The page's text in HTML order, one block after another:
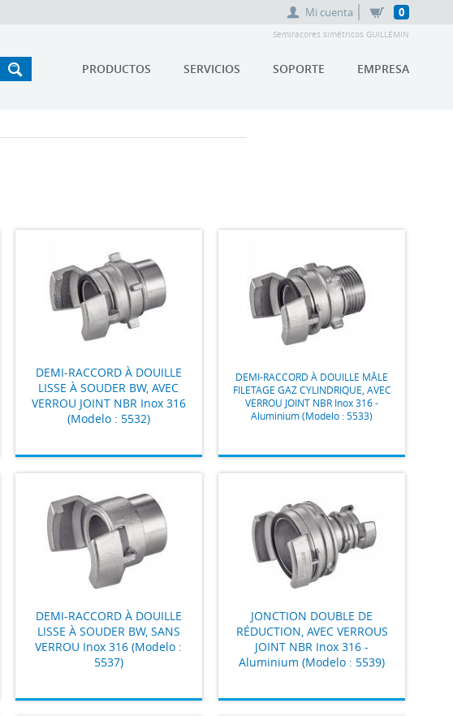
Mi cuenta 0
Semiracores simétricos GUILLEMIN
PRODUCTOS SERVICIOS SOPORTE EMPRESA
DEMI-RACCORD À DOUILLE
LISSE À SOUDER BW, AVEC
VERROU JOINT NBR Inox 316
(Modelo : 5532)
DEMI-RACCORD À DOUILLE MÂLE
FILETAGE GAZ CYLINDRIQUE, AVEC
VERROU JOINT NBR Inox 316 -
Aluminium (Modelo : 5533)
DEMI-RACCORD À DOUILLE
LISSE À SOUDER BW, SANS
VERROU Inox 316 (Modelo :
5537)
JONCTION DOUBLE DE
RÉDUCTION, AVEC VERROUS
JOINT NBR Inox 316 -
Aluminium (Modelo : 5539)